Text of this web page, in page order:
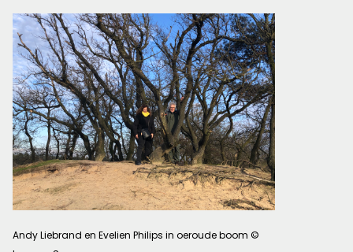
Andy Liebrand en Evelien Philips in oeroude boom ©